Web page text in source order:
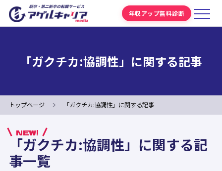
年収アップ無料診断
「ガクチカ:協調性」に関する記事
トップページ 「ガクチカ:協調性」に関する記事
NEW!
「ガクチカ:協調性」に関する記
事一覧